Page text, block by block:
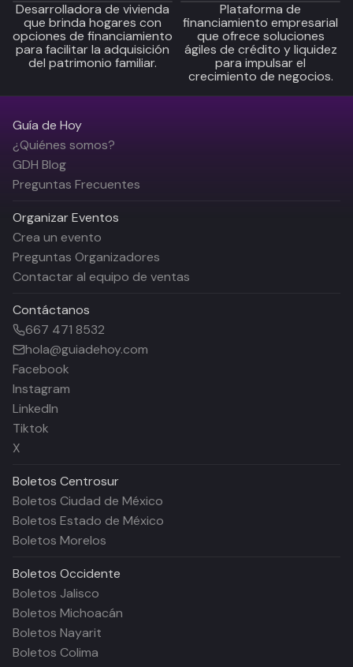
Desarrolladora de vivienda
que brinda hogares con
opciones de financiamiento
para facilitar la adquisición
del patrimonio familiar.
Plataforma de
financiamiento empresarial
que ofrece soluciones
ágiles de crédito y liquidez
para impulsar el
crecimiento de negocios.
Guía de Hoy
¿Quiénes somos?
GDH Blog
Preguntas Frecuentes
Organizar Eventos
Crea un evento
Preguntas Organizadores
Contactar al equipo de ventas
Contáctanos
667 471 8532
hola@guiadehoy.com
Facebook
Instagram
LinkedIn
Tiktok
X
Boletos Centrosur
Boletos Ciudad de México
Boletos Estado de México
Boletos Morelos
Boletos Occidente
Boletos Jalisco
Boletos Michoacán
Boletos Nayarit
Boletos Colima